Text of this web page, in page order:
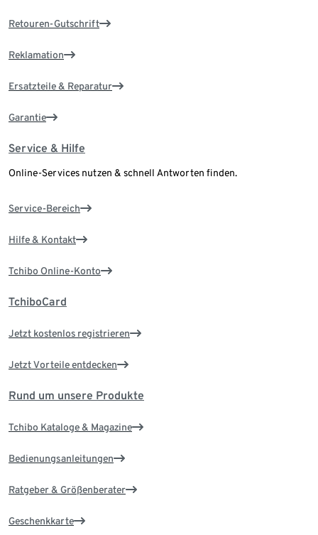
Retouren-Gutschrift
Reklamation
Ersatzteile & Reparatur
Garantie
Service & Hilfe
Online-Services nutzen & schnell Antworten finden.
Service-Bereich
Hilfe & Kontakt
Tchibo Online-Konto
TchiboCard
Jetzt kostenlos registrieren
Jetzt Vorteile entdecken
Rund um unsere Produkte
Tchibo Kataloge & Magazine
Bedienungsanleitungen
Ratgeber & Größenberater
Geschenkkarte